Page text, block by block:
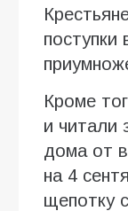
поступки
Кроме
и читали
дома от
на 4
щепотку